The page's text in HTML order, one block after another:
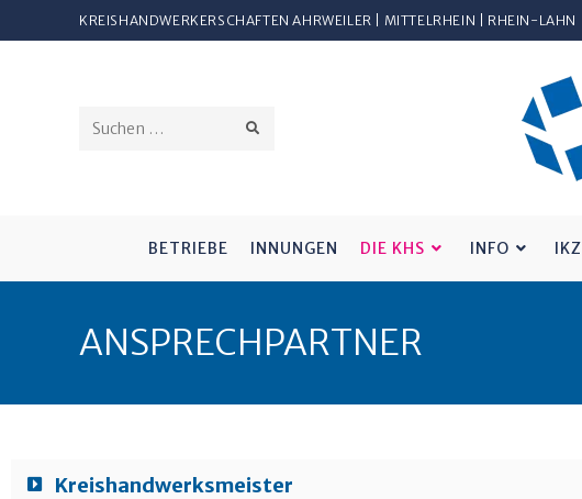
KREISHANDWERKERSCHAFTEN AHRWEILER | MITTELRHEIN | RHEIN-LAHN
Diese
BETRIEBE
INNUNGEN DIE KHS INFO IKZ
ANSPRECHPARTNER
Kreishandwerksmeister